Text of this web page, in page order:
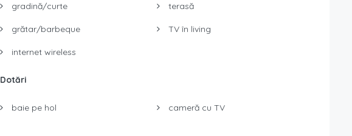
gradină/curte
grătar/barbeque
internet wireless
terasă
TV în living
Dotări
baie pe hol cameră cu TV